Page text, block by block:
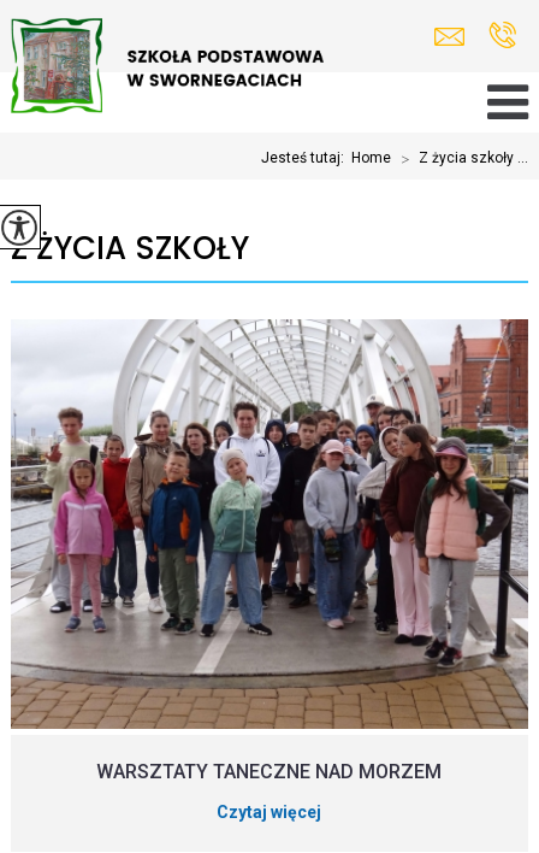
Jesteś tutaj: Home > Z życia szkoły ...
Z ŻYCIA SZKOŁY
WARSZTATY TANECZNE NAD MORZEM
Czytaj więcej